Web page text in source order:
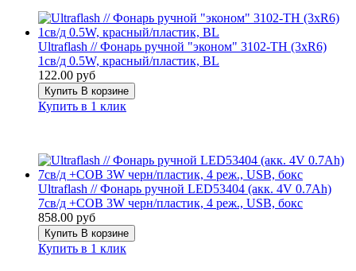
Ultraflash // Фонарь ручной "эконом" 3102-TH (3xR6)
1св/д 0.5W, красный/пластик, BL
122.00 руб
Купить В корзине
Купить в 1 клик
Ultraflash // Фонарь ручной LED53404 (акк. 4V 0.7Ah)
7св/д +COB 3W черн/пластик, 4 реж., USB, бокс
858.00 руб
Купить В корзине
Купить в 1 клик